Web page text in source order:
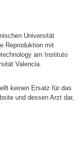
Universität
Reproduktion mit
am Instituto
Valencia.
keinen Ersatz für das
und dessen Arzt dar,